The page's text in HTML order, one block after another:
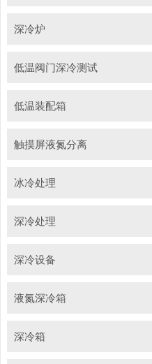
深冷炉
低温阀门深冷测试
低温装配箱
触摸屏液氮分离
冰冷处理
深冷处理
深冷设备
液氮深冷箱
深冷箱